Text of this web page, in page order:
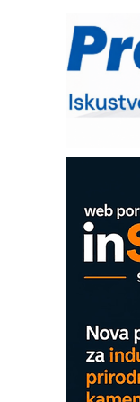
IB
RMQ-
–
EVOKS
ROSA i
na viši